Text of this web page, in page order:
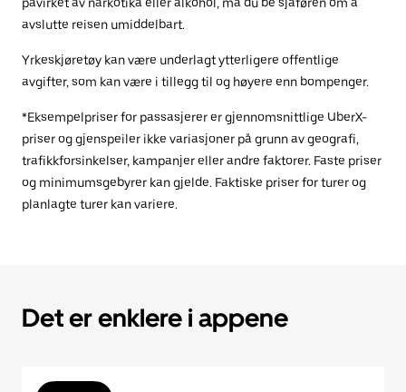
påvirket av narkotika eller alkohol, må du be sjåføren om å
avslutte reisen umiddelbart.
Yrkeskjøretøy kan være underlagt ytterligere offentlige
avgifter, som kan være i tillegg til og høyere enn bompenger.
*Eksempelpriser for passasjerer er gjennomsnittlige UberX-
priser og gjenspeiler ikke variasjoner på grunn av geografi,
trafikkforsinkelser, kampanjer eller andre faktorer. Faste priser
og minimumsgebyrer kan gjelde. Faktiske priser for turer og
planlagte turer kan variere.
Det er enklere i appene